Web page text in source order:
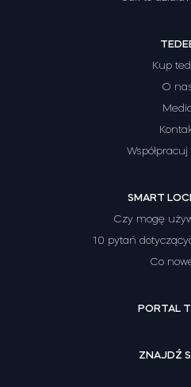
Kup
Kup
O
SMART
Czy mogę
10 pytań
Co
PORTAL
ZNAJDŹ